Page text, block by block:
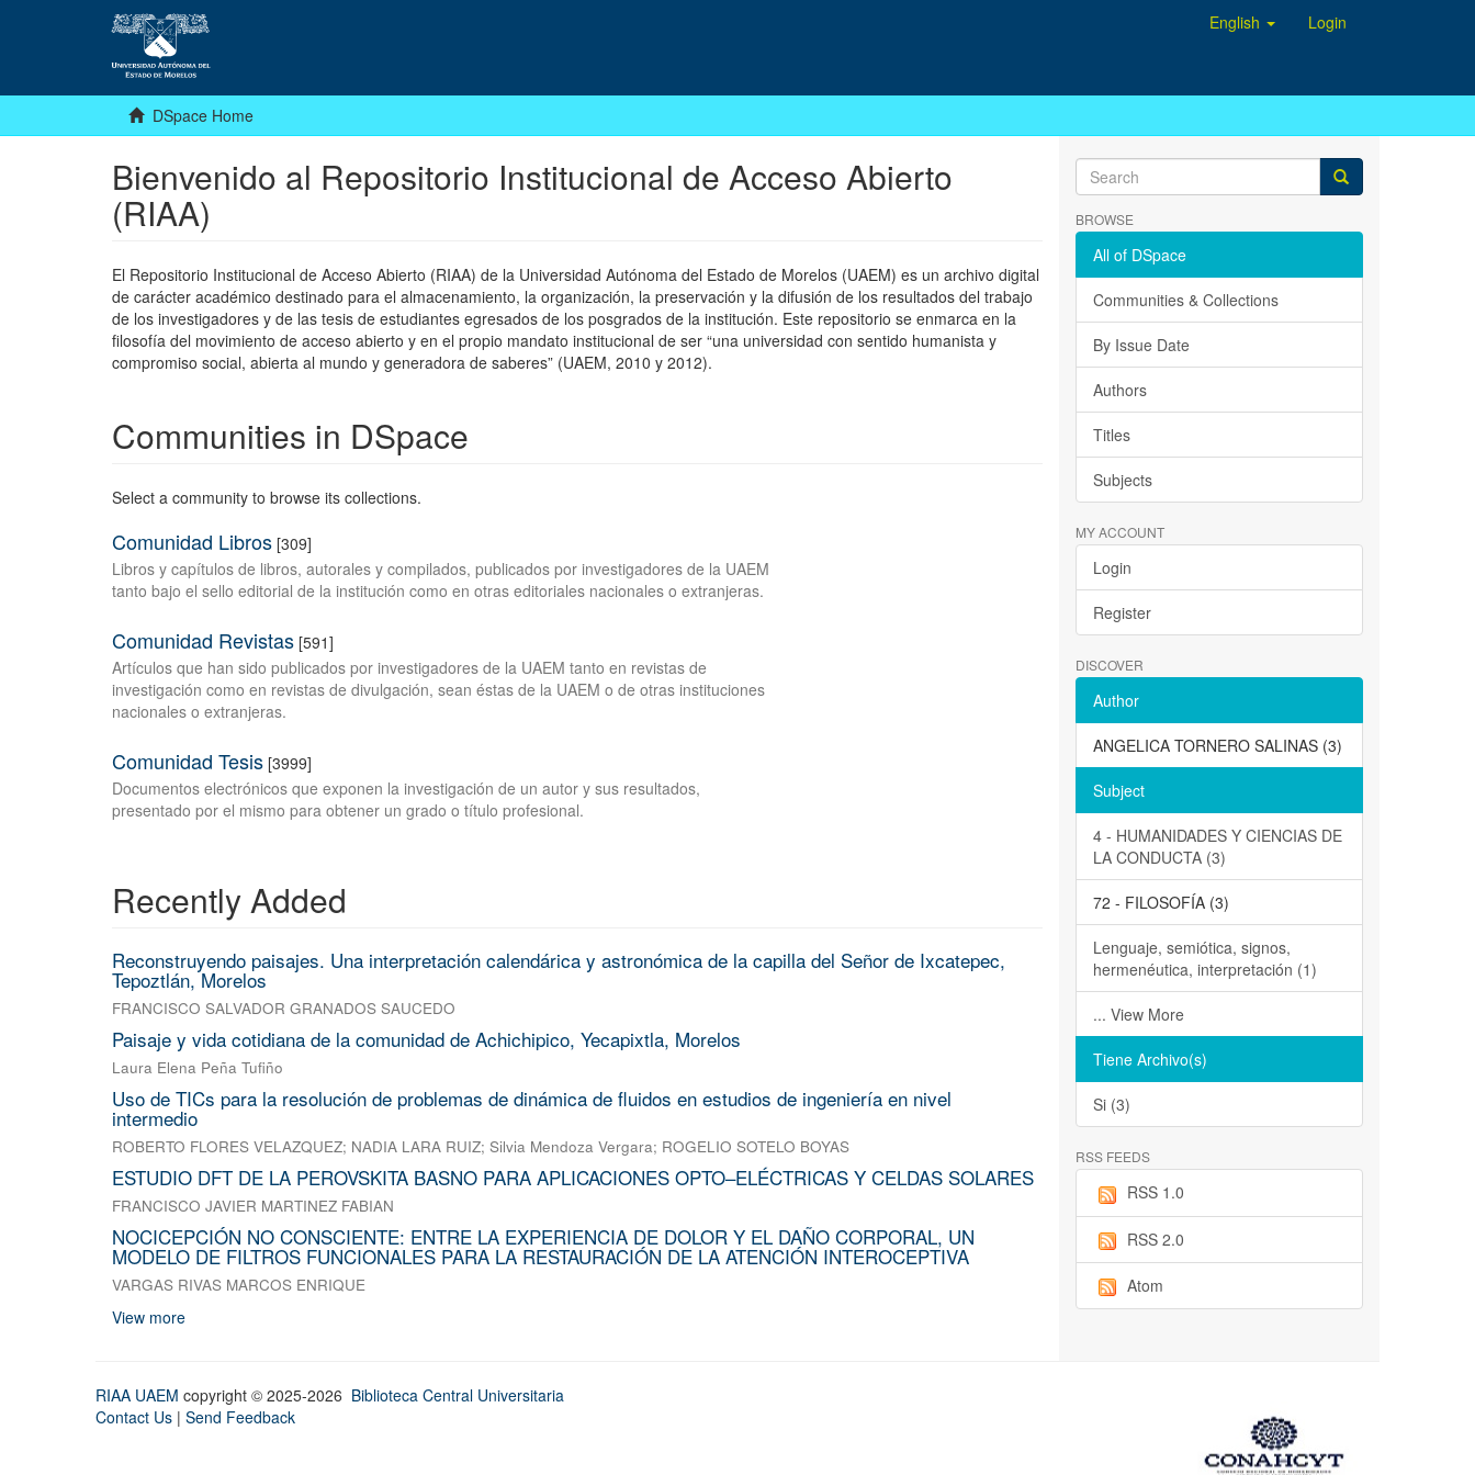
English Login
DSpace Home
Bienvenido al Repositorio Institucional de Acceso Abierto
(RIAA)
El Repositorio Institucional de Acceso Abierto (RIAA) de la Universidad Autónoma del Estado de Morelos (UAEM) es un archivo digital
de carácter académico destinado para el almacenamiento, la organización, la preservación y la difusión de los resultados del trabajo
de los investigadores y de las tesis de estudiantes egresados de los posgrados de la institución. Este repositorio se enmarca en la
filosofía del movimiento de acceso abierto y en el propio mandato institucional de ser “una universidad con sentido humanista y
compromiso social, abierta al mundo y generadora de saberes” (UAEM, 2010 y 2012).
Communities in DSpace
Select a community to browse its collections.
Comunidad Libros [309]
Libros y capítulos de libros, autorales y compilados, publicados por investigadores de la UAEM
tanto bajo el sello editorial de la institución como en otras editoriales nacionales o extranjeras.
Comunidad Revistas [591]
Artículos que han sido publicados por investigadores de la UAEM tanto en revistas de
investigación como en revistas de divulgación, sean éstas de la UAEM o de otras instituciones
nacionales o extranjeras.
Comunidad Tesis [3999]
Documentos electrónicos que exponen la investigación de un autor y sus resultados,
presentado por el mismo para obtener un grado o título profesional.
Recently Added
Reconstruyendo paisajes. Una interpretación calendárica y astronómica de la capilla del Señor de Ixcatepec,
Tepoztlán, Morelos
FRANCISCO SALVADOR GRANADOS SAUCEDO
Paisaje y vida cotidiana de la comunidad de Achichipico, Yecapixtla, Morelos
Laura Elena Peña Tufiño
Uso de TICs para la resolución de problemas de dinámica de fluidos en estudios de ingeniería en nivel
intermedio
ROBERTO FLORES VELAZQUEZ; NADIA LARA RUIZ; Silvia Mendoza Vergara; ROGELIO SOTELO BOYAS
ESTUDIO DFT DE LA PEROVSKITA BASNO PARA APLICACIONES OPTO–ELÉCTRICAS Y CELDAS SOLARES
FRANCISCO JAVIER MARTINEZ FABIAN
NOCICEPCIÓN NO CONSCIENTE: ENTRE LA EXPERIENCIA DE DOLOR Y EL DAÑO CORPORAL, UN
MODELO DE FILTROS FUNCIONALES PARA LA RESTAURACIÓN DE LA ATENCIÓN INTEROCEPTIVA
VARGAS RIVAS MARCOS ENRIQUE
View more
BROWSE
All of DSpace
Communities & Collections
By Issue Date
Authors
Titles
Subjects
MY ACCOUNT
Login
Register
DISCOVER
Author
ANGELICA TORNERO SALINAS (3)
Subject
4 - HUMANIDADES Y CIENCIAS DE
LA CONDUCTA (3)
72 - FILOSOFÍA (3)
Lenguaje, semiótica, signos,
hermenéutica, interpretación (1)
... View More
Tiene Archivo(s)
Si (3)
RSS FEEDS
RSS 1.0
RSS 2.0
Atom
RIAA UAEM copyright © 2025-2026 Biblioteca Central Universitaria
Contact Us | Send Feedback